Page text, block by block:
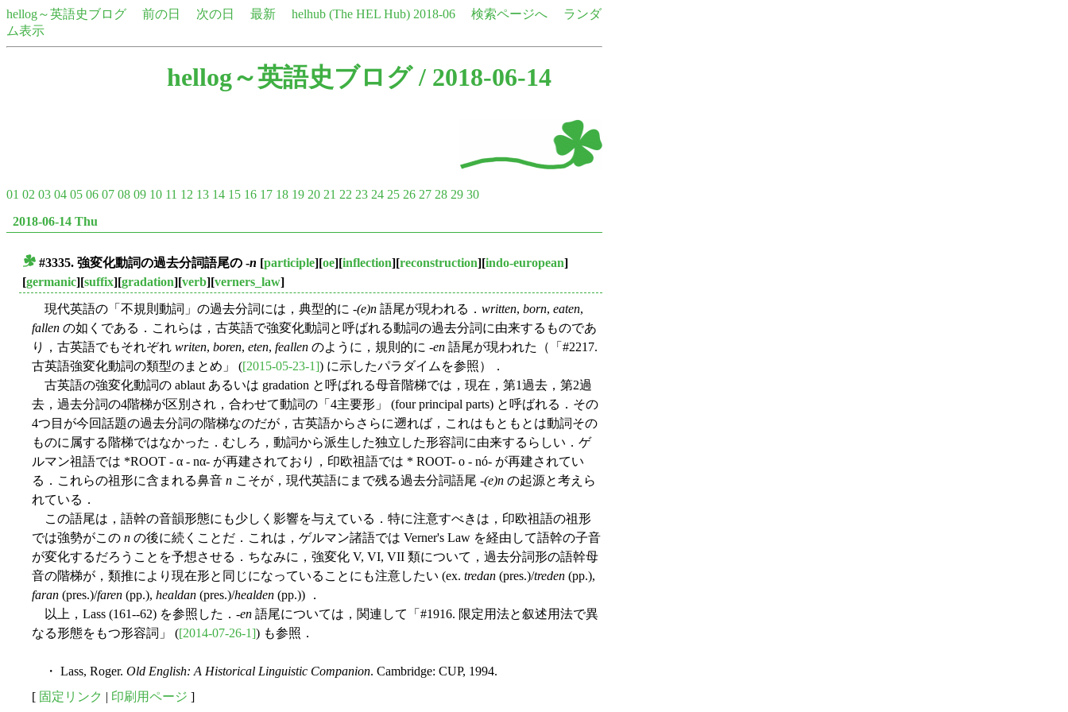
hellog～英語史ブログ 前の日 次の日 最新 helhub (The HEL Hub) 2018-06 検索ページへ
ランダ
ム表示
hellog～英語史ブログ/ 2018-06-14
01 02 03 04 05 06 07 08 09 10 11 12 13 14 15 16 17 18 19 20 21 22 23 24 25 26 27 28 29 30
2018-06-14 Thu
#3335. 強変化動詞の過去分詞語尾の -n [participle][oe][inflection][reconstruction][indo-european]
[germanic][suffix][gradation][verb][verners_law]
現代英語の「不規則動詞」の過去分詞には，典型的に -(e)n 語尾が現われる． written, born, eaten,
fallen の如くである．これらは，古英語で強変化動詞と呼ばれる動詞の過去分詞に由来するものであ
り，古英語でもそれぞれ writen, boren, eten, feallen のように，規則的に -en 語尾が現われた（「#2217.
古英語強変化動詞の類型のまとめ」 ([2015-05-23-1]) に示したパラダイムを参照）．
古英語の強変化動詞の ablaut あるいは gradation と呼ばれる母音階梯では，現在，第1過去，第2過
去，過去分詞の4階梯が区別され，合わせて動詞の「4主要形」 (four principal parts) と呼ばれる．その
4つ目が今回話題の過去分詞の階梯なのだが，古英語からさらに遡れば，これはもともとは動詞その
ものに属する階梯ではなかった．むしろ，動詞から派生した独立した形容詞に由来するらしい．ゲ
ルマン祖語では *ROOT - α - nα- が再建されており，印欧祖語では * ROOT- o - nó- が再建されてい
る．これらの祖形に含まれる鼻音 n こそが，現代英語にまで残る過去分詞語尾 -(e)n の起源と考えら
れている．
この語尾は，語幹の音韻形態にも少しく影響を与えている．特に注意すべきは，印欧祖語の祖形
では強勢がこの n の後に続くことだ．これは，ゲルマン諸語では Verner's Law を経由して語幹の子音
が変化するだろうことを予想させる．ちなみに，強変化 V, VI, VII 類について，過去分詞形の語幹母
音の階梯が，類推により現在形と同じになっていることにも注意したい (ex. tredan (pres.)/treden (pp.),
faran (pres.)/faren (pp.), healdan (pres.)/healden (pp.)) ．
以上，Lass (161--62) を参照した．-en 語尾については，関連して「#1916. 限定用法と叙述用法で異
なる形態をもつ形容詞」 ([2014-07-26-1]) も参照．
・ Lass, Roger. Old English: A Historical Linguistic Companion. Cambridge: CUP, 1994.
[ 固定リンク | 印刷用ページ ]